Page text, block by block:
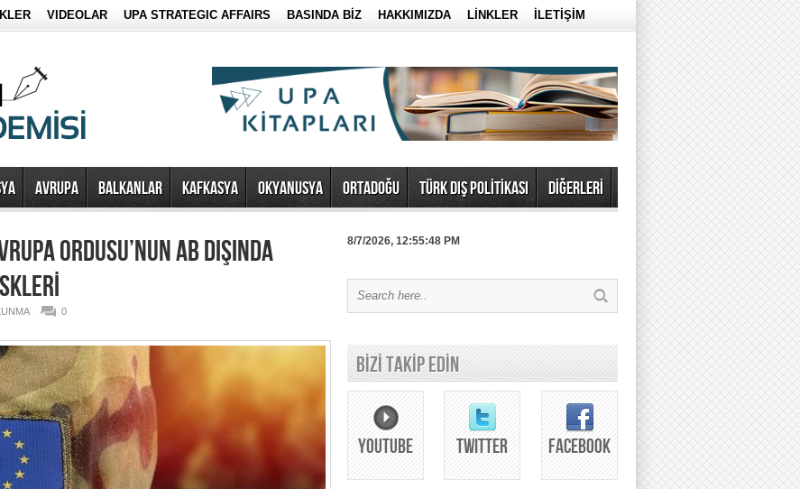
VIDEOLAR UPA STRATEGIC AFFAIRS BASINDA BİZ HAKKIMIZDA LİNKLER İLETİŞİM
AVRUPA BALKANLAR KAFKASYA OKYANUSYA ORTADOĞU TÜRK DIŞ POLİTİKASI DİĞERLERİ
ORDUSU’NUN AB DIŞINDA
0
8/7/2026, 12:55:48 PM
BİZİ TAKİP EDİN
YOUTUBE TWITTER FACEBOOK